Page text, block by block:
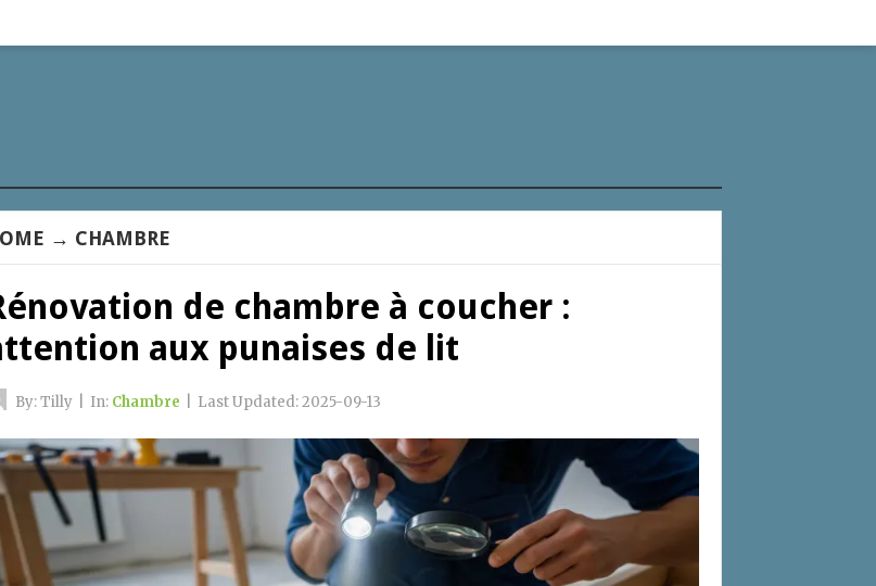
→ CHAMBRE
de chambre à coucher :
aux punaises de lit
By:Tilly In: Chambre Last Updated:2025-09-13